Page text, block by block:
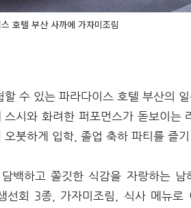
호텔 부산 사까에 가자미조림
수 있는 파라다이스 호텔 부산의 일
시와 화려한 퍼포먼스가 돋보이는
붓하게 입학, 졸업 축하 파티를 즐
백하고 쫄깃한 식감을 자랑하는 남
회 3종, 가자미조림, 식사 메뉴로